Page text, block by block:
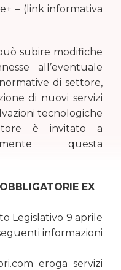
– (link informativa
subire modifiche
all’eventuale
di settore,
di nuovi servizi
tecnologiche
è invitato a
questa
EX
Legislativo 9 aprile
informazioni
eroga servizi